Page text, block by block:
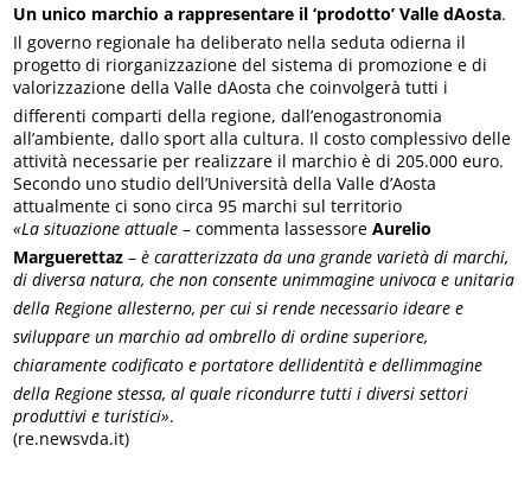
Un unico marchio a rappresentare il ‘prodotto’ Valle dAosta.
Il governo regionale ha deliberato nella seduta odierna il
progetto di riorganizzazione del sistema di promozione e di
valorizzazione della Valle dAosta che coinvolgerà tutti i
differenti comparti della regione, dall’enogastronomia
all’ambiente, dallo sport alla cultura. Il costo complessivo delle
attività necessarie per realizzare il marchio è di 205.000 euro.
Secondo uno studio dell’Università della Valle d’Aosta
attualmente ci sono circa 95 marchi sul territorio
«La situazione attuale – commenta lassessoreAurelio
Marguerettaz –è caratterizzata da una grande varietà di marchi,
di diversa natura, che non consente unimmagine univoca e unitaria
della Regione allesterno, per cui si rende necessario ideare e
sviluppare un marchio ad ombrello di ordine superiore,
chiaramente codificato e portatore dellidentità e dellimmagine
della Regione stessa, al quale ricondurre tutti i diversi settori
produttivi e turistici».
(re.newsvda.it)